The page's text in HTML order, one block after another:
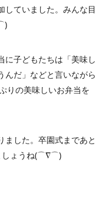
していました。みんな目
に子どもたちは「美味し
だ」などと言いながら
りの美味しいお弁当を
ました。卒園式まであと
しょうね(⌒∇⌒)